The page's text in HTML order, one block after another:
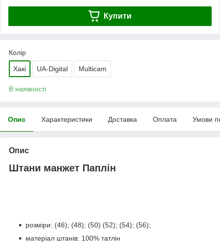
Купити
Колір
Хакі UA-Digital Multiсam
В наявності
Опис Характеристики Доставка Оплата Умови
Опис
Штани манжет Паплін
розміри: (46); (48); (50) (52); (54); (56);
матеріал штанів: 100% татлін